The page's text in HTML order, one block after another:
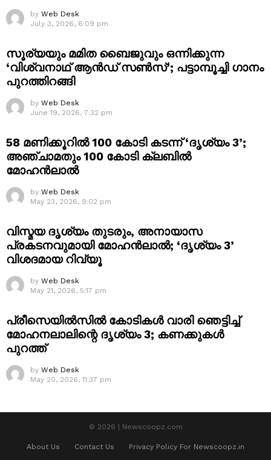
by Web Desk
July 3, 2026, 6:09 pm
സൂര്യയും മമിത ബൈജുവും ഒന്നിക്കുന്ന
‘വിശ്വനാഥ് ആൻഡ് സൺസ്’; പട്ടാമ്പൂച്ചി ഗാനം
പുറത്തിറങ്ങി
by Web Desk
June 19, 2026, 7:32 pm
58 മണിക്കൂറിൽ 100 കോടി കടന്ന് ‘ദൃശ്യം 3’;
അഞ്ചാമതും 100 കോടി ക്ലബിൽ
മോഹൻലാൽ
by Web Desk
May 23, 2026, 9:02 pm
വിസ്മയ ദൃശ്യം തുടരും, അനായാസ
പ്രകടനവുമായി മോഹൻലാൽ; ‘ദൃശ്യം 3’
വിശദമായ റിവ്യൂ
by Web Desk
May 21, 2026, 5:17 pm
പ്രീസെയിൽസിൽ കോടികൾ വാരി ഞെട്ടിച്ച്
മോഹനലാലിന്റെ ദൃശ്യം 3; കണക്കുകൾ
പുറത്ത്
by Web Desk
May 20, 2026, 11:37 pm
© 2026 | Newscoopz.com
About Us Contact Us Privacy Policy For Newscoopz.in